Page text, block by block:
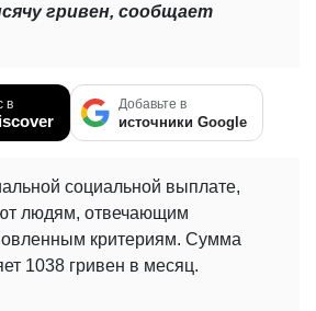
гривен, сообщает
в Добавьте в
источники Google
социальной выплате,
людям, отвечающим
критериям. Сумма
1038 гривен в месяц.